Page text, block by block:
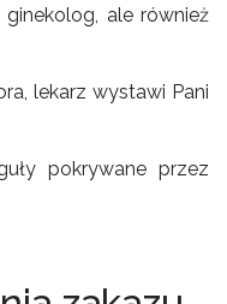
ale również
lekarz wystawi Pani
pokrywane przez